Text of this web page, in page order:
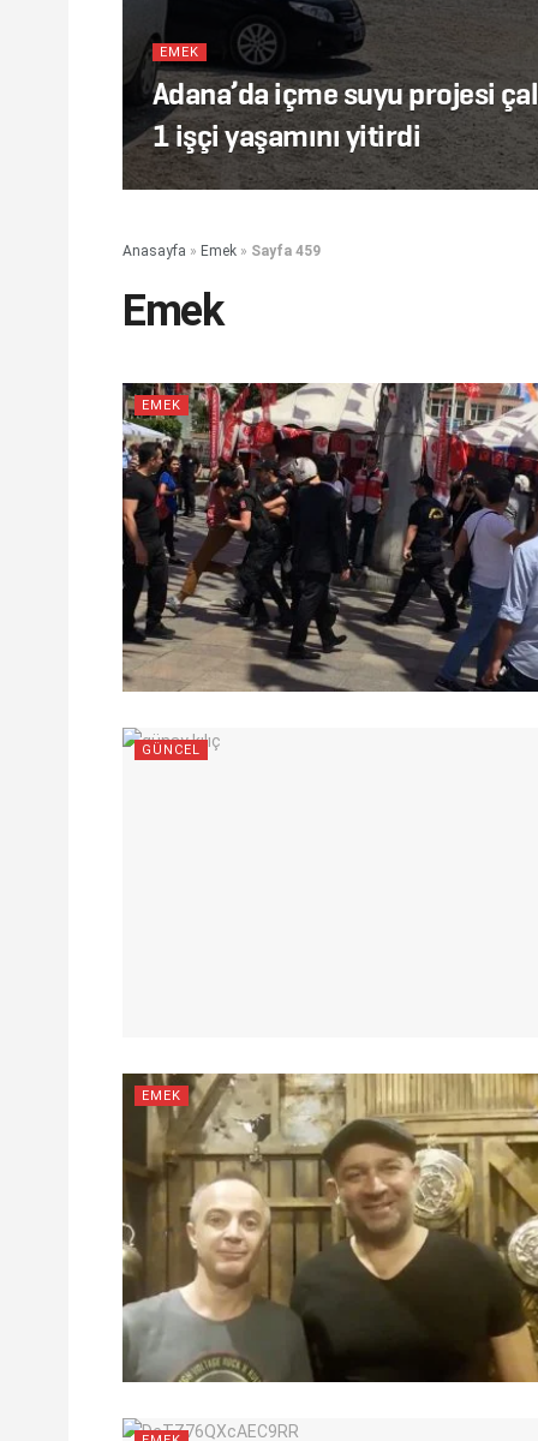
EMEK
Adana’da içme suyu projesi
1 işçi yaşamını yitirdi
Anasayfa » Emek » Sayfa 459
Emek
EMEK
GÜNCEL
EMEK